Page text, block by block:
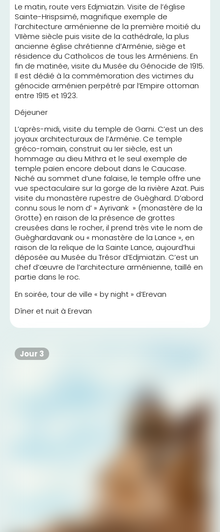
Le matin, route vers Edjmiatzin. Visite de l’église
Sainte-Hrispsimé, magnifique exemple de
l’architecture arménienne de la première moitié du
VIIème siècle puis visite de la cathédrale, la plus
ancienne église chrétienne d’Arménie, siège et
résidence du Catholicos de tous les Arméniens. En
fin de matinée, visite du Musée du Génocide de 1915.
Il est dédié à la commémoration des victimes du
génocide arménien perpétré par l’Empire ottoman
entre 1915 et 1923.
Déjeuner
L’après-midi, visite du temple de Garni. C’est un des
joyaux architecturaux de l’Arménie. Ce temple
gréco-romain, construit au Ier siècle, est un
hommage au dieu Mithra et le seul exemple de
temple païen encore debout dans le Caucase.
Niché au sommet d’une falaise, le temple offre une
vue spectaculaire sur la gorge de la rivière Azat. Puis
visite du monastère rupestre de Guèghard. D’abord
connu sous le nom d’ » Ayrivank » (monastère de la
Grotte) en raison de la présence de grottes
creusées dans le rocher, il prend très vite le nom de
Guèghardavank ou « monastère de la Lance », en
raison de la relique de la Sainte Lance, aujourd’hui
déposée au Musée du Trésor d’Edjmiatzin. C’est un
chef d’œuvre de l’architecture arménienne, taillé en
partie dans le roc.
En soirée, tour de ville « by night » d’Erevan
Dîner et nuit à Erevan
Jour 3